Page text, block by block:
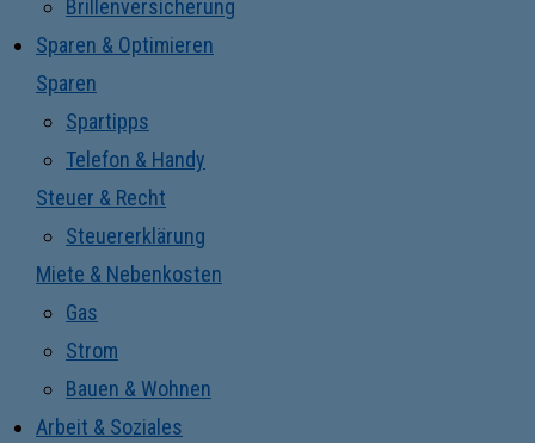
Brillenversicherung
Sparen & Optimieren
Sparen
Spartipps
Telefon & Handy
Steuer & Recht
Steuererklärung
Miete & Nebenkosten
Gas
Strom
Bauen & Wohnen
Arbeit & Soziales